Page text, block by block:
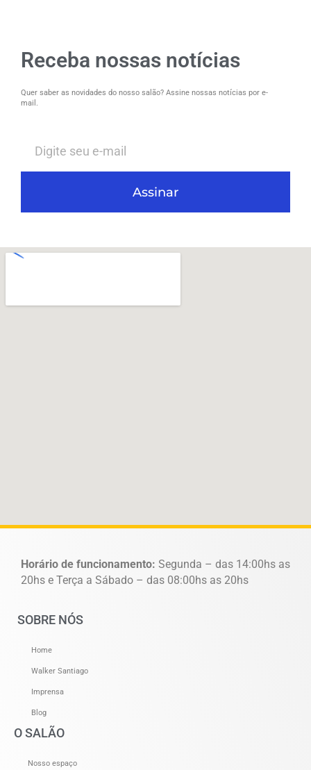
Receba nossas notícias
Quer saber as novidades do nosso salão? Assine nossas notícias por e-
mail.
Assinar
Horário de funcionamento: Segunda – das 14:00hs as
20hs e Terça a Sábado – das 08:00hs as 20hs
SOBRE NÓS
Home
Walker Santiago
Imprensa
Blog
O SALÃO
Nosso espaço